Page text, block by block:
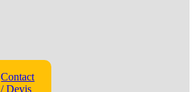
Contact
/ Devis